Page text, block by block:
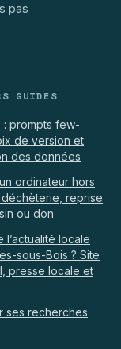
pas
GUIDES
: prompts few-
de version et
des données
ordinateur hors
reprise
ou don
l’actualité locale
sous-Bois ? Site
presse locale et
ses recherches